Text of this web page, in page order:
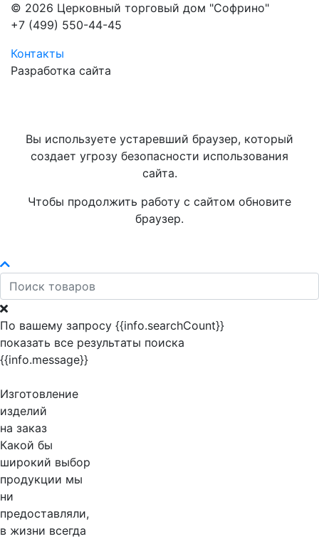
© 2026 Церковный торговый дом "Софрино"
+7 (499) 550-44-45
Контакты
Разработка сайта
Вы используете устаревший браузер, который
создает угрозу безопасности использования
сайта.
Чтобы продолжить работу с сайтом обновите
браузер.
По вашему запросу {{info.searchCount}}
показать все результаты поиска
{{info.message}}
Изготовление
изделий
на заказ
Какой бы
широкий выбор
продукции мы
ни
предоставляли,
в жизни всегда